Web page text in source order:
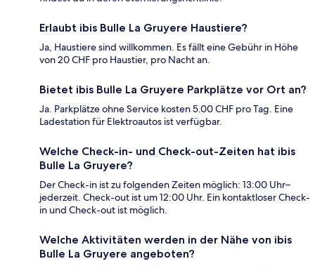
Erlaubt ibis Bulle La Gruyere Haustiere?
Ja, Haustiere sind willkommen. Es fällt eine Gebühr in Höhe
von 20 CHF pro Haustier, pro Nacht an.
Bietet ibis Bulle La Gruyere Parkplätze vor Ort an?
Ja. Parkplätze ohne Service kosten 5.00 CHF pro Tag. Eine
Ladestation für Elektroautos ist verfügbar.
Welche Check-in- und Check-out-Zeiten hat ibis
Bulle La Gruyere?
Der Check-in ist zu folgenden Zeiten möglich: 13:00 Uhr–
jederzeit. Check-out ist um 12:00 Uhr. Ein kontaktloser Check-
in und Check-out ist möglich.
Welche Aktivitäten werden in der Nähe von ibis
Bulle La Gruyere angeboten?